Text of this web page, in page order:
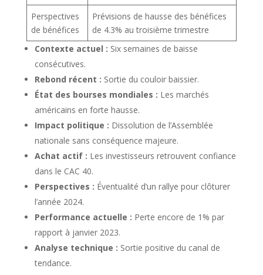
Perspectives
de bénéfices
Prévisions de hausse des bénéfices
de 4.3% au troisième trimestre
Contexte actuel : Six semaines de baisse
consécutives.
Rebond récent : Sortie du couloir baissier.
État des bourses mondiales : Les marchés
américains en forte hausse.
Impact politique : Dissolution de l’Assemblée
nationale sans conséquence majeure.
Achat actif : Les investisseurs retrouvent confiance
dans le CAC 40.
Perspectives : Éventualité d’un rallye pour clôturer
l’année 2024.
Performance actuelle : Perte encore de 1% par
rapport à janvier 2023.
Analyse technique : Sortie positive du canal de
tendance.